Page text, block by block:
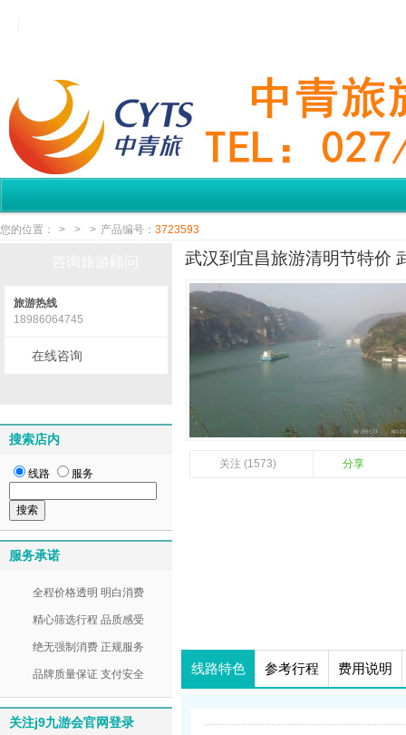
您的位置： > > > 产品编号： 3723593
武汉到宜昌旅游清明节特价
关注 (1573) 分享
线路特色 参考行程 费用说明
旅游热线
18986064745
在线咨询
搜索店内
线路 服务
服务承诺
全程价格透明 明白消费
精心筛选行程 品质感受
绝无强制消费 正规服务
品牌质量保证 支付安全
关注j9九游会官网登录